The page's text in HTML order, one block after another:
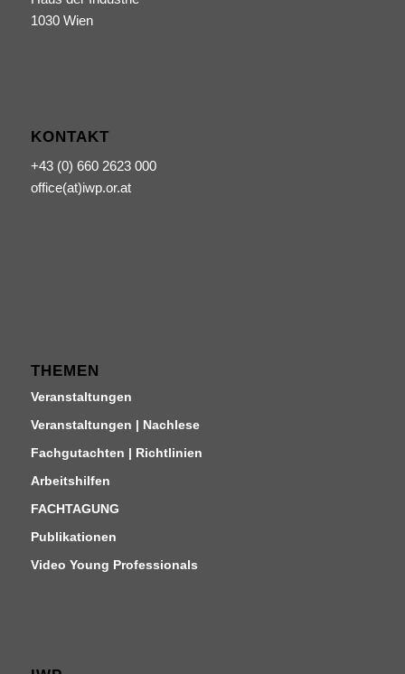
1030 Wien
KONTAKT
+43 (0) 660 2623 000
office(at)iwp.or.at
THEMEN
Veranstaltungen
Veranstaltungen | Nachlese
Fachgutachten | Richtlinien
Arbeitshilfen
FACHTAGUNG
Publikationen
Video Young Professionals